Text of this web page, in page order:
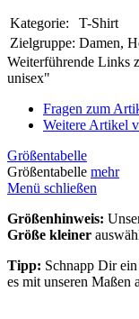
Kategorie:
T-Shirt
Zielgruppe: Damen,
Weiterführende Links
unisex"
Fragen zum
Weitere Artikel
Größentabelle
Größentabelle mehr
Menü schließen
Größenhinweis:
Größe kleiner
Tipp: Schnapp Dir
es mit unseren Maßen